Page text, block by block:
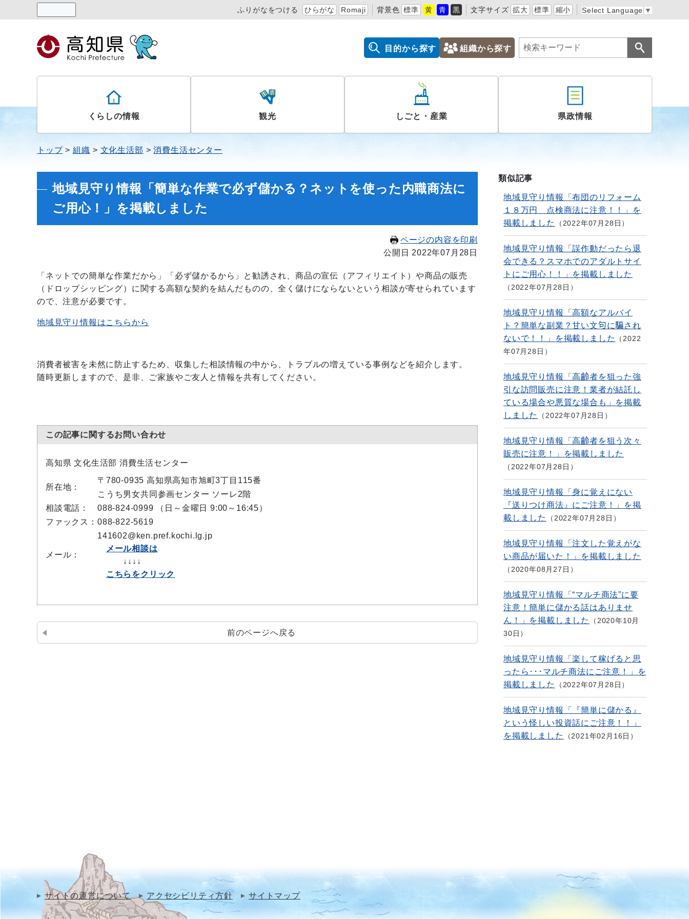
ふりがなをつける ひらがな Romaji 背景色 標準 黄 青 黒 文字サイズ 拡大 標準 縮小 Select Language ▼
目的から探す 組織から探す
くらしの情報 観光 しごと・産業 県政情報
トップ 組織 文化生活部 消費生活センター
地域見守り情報「簡単な作業で必ず儲かる？ネットを使った内職商法に
ご用心！」を掲載しました
ページの内容を印刷
公開日 2022年07月28日
「ネットでの簡単な作業だから」「必ず儲かるから」と勧誘され、商品の宣伝（アフィリエイト）や商品の販売
（ドロップシッピング）に関する高額な契約を結んだものの、全く儲けにならないという相談が寄せられています
ので、注意が必要です。
地域見守り情報はこちらから
消費者被害を未然に防止するため、収集した相談情報の中から、トラブルの増えている事例などを紹介します。
随時更新しますので、是非、ご家族やご友人と情報を共有してください。
この記事に関するお問い合わせ
高知県 文化生活部 消費生活センター
所在地：
〒780-0935 高知県高知市旭町3丁目115番
こうち男女共同参画センター ソーレ2階
相談電話：
088-824-0999 （日～金曜日 9:00～16:45）
ファックス： 088-822-5619
メール：
141602@ken.pref.kochi.lg.jp
メール相談は
↓↓↓↓
こちらをクリック
前のページへ戻る
類似記事
地域見守り情報「布団のリフォーム
１８万円 点検商法に注意！！」を
掲載しました
2022年07月28日
地域見守り情報「誤作動だったら退
会できる？スマホでのアダルトサイ
トにご用心！！」を掲載しました
2022年07月28日
地域見守り情報「高額なアルバイ
ト？簡単な副業？甘い文句に騙され
ないで！！」を掲載しました
2022
年07月28日
地域見守り情報「高齢者を狙った強
引な訪問販売に注意！業者が結託し
ている場合や悪質な場合も」を掲載
しました
2022年07月28日
地域見守り情報「高齢者を狙う次々
販売に注意！」を掲載しました
2022年07月28日
地域見守り情報「身に覚えにない
『送りつけ商法』にご注意！」を掲
載しました
2022年07月28日
地域見守り情報「注文した覚えがな
い商品が届いた！」を掲載しました
2020年08月27日
地域見守り情報「“マルチ商法”に要
注意！簡単に儲かる話はありませ
ん！」を掲載しました
2020年10月
30日
地域見守り情報「楽して稼げると思
ったら･･･マルチ商法にご注意！」を
掲載しました
2022年07月28日
地域見守り情報「『簡単に儲かる』
という怪しい投資話にご注意！！」
を掲載しました
2021年02月16日
サイトの運営について アクセシビリティ方針 サイトマップ